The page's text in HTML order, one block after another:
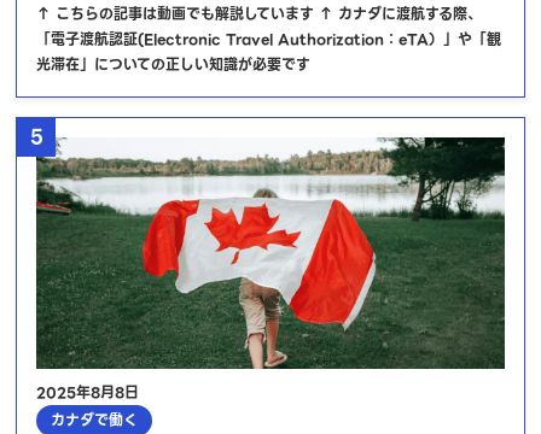
↑ こちらの記事は動画でも解説しています ↑ カナダに渡航する際、
「電子渡航認証(Electronic Travel Authorization：eTA）」や「観
光滞在」についての正しい知識が必要です
5
2025年8月8日
カナダで働く